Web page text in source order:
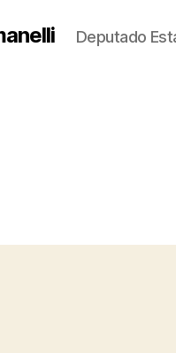
Deputado